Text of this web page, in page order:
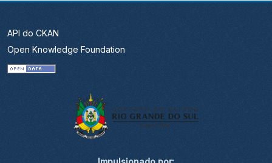
API do CKAN
Open Knowledge Foundation